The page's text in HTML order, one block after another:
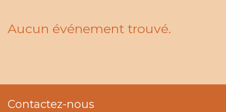
Aucun événement trouvé.
Contactez-nous